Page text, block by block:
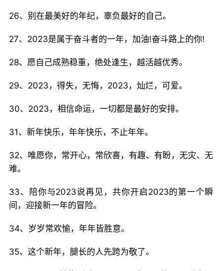
26、别在最美好的年纪，辜负最好的自己。
27、2023是属于奋斗者的一年，加油!奋斗路上的你!
28、愿自己成熟稳重，绝处逢生，越活越优秀。
29、2023，得失，无悔，2023，灿烂，可爱。
30、2023，相信命运，一切都是最好的安排。
31、新年快乐，年年快乐，不止年年。
32、唯愿你，常开心，常欣喜，有趣、有盼，无灾、无
难。
33、陪你与2023说再见，共你开启2023的第一个瞬
间，迎接新一年的冒险。
34、岁岁常欢愉，年年皆胜意。
35、这个新年，腿长的人先跨为敬了。